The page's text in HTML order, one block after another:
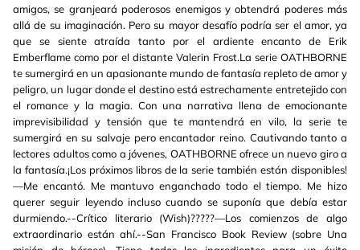
amigos, se granjeará poderosos enemigos y obtendrá poderes más
allá de su imaginación. Pero su mayor desafío podría ser el amor, ya
que se siente atraída tanto por el ardiente encanto de Erik
Emberflame como por el distante Valerin Frost.La serie OATHBORNE
te sumergirá en un apasionante mundo de fantasía repleto de amor y
peligro, un lugar donde el destino está estrechamente entretejido con
el romance y la magia. Con una narrativa llena de emocionante
imprevisibilidad y tensión que te mantendrá en vilo, la serie te
sumergirá en su salvaje pero encantador reino. Cautivando tanto a
lectores adultos como a jóvenes, OATHBORNE ofrece un nuevo giro a
la fantasía.¡Los próximos libros de la serie también están disponibles!
—Me encantó. Me mantuvo enganchado todo el tiempo. Me hizo
querer seguir leyendo incluso cuando se suponía que debía estar
durmiendo.--Crítico literario (Wish)?????—Los comienzos de algo
extraordinario están ahí.--San Francisco Book Review (sobre Una